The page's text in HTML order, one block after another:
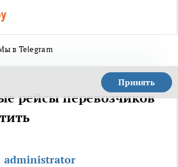
в Telegram
Принять
рейсы перевозчиков
administrator